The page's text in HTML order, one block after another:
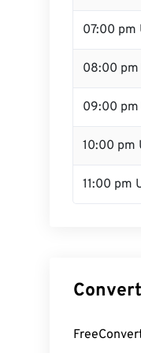
07:00 pm
08:00 pm
09:00 pm
10:00 pm
11:00 pm